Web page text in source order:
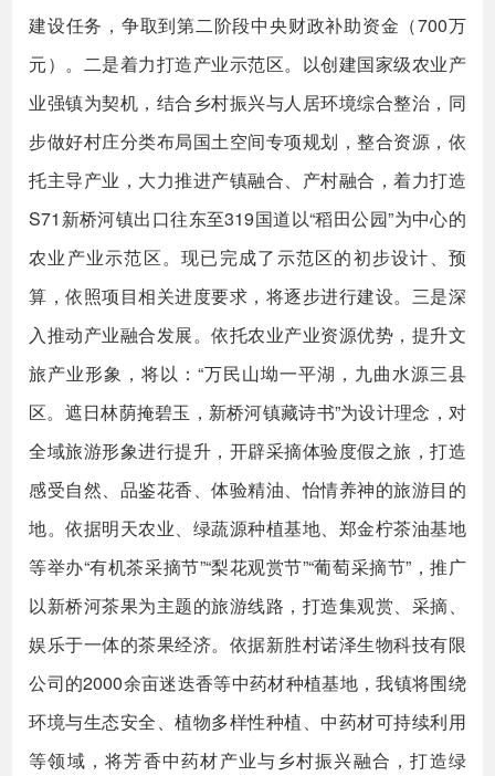
建设任务，争取到第二阶段中央财政补助资金（700万
元）。二是着力打造产业示范区。以创建国家级农业产
业强镇为契机，结合乡村振兴与人居环境综合整治，同
步做好村庄分类布局国土空间专项规划，整合资源，依
托主导产业，大力推进产镇融合、产村融合，着力打造
S71新桥河镇出口往东至319国道以“稻田公园”为中心的
农业产业示范区。现已完成了示范区的初步设计、预
算，依照项目相关进度要求，将逐步进行建设。三是深
入推动产业融合发展。依托农业产业资源优势，提升文
旅产业形象，将以：“万民山坳一平湖，九曲水源三县
区。遮日林荫掩碧玉，新桥河镇藏诗书”为设计理念，对
全域旅游形象进行提升，开辟采摘体验度假之旅，打造
感受自然、品鉴花香、体验精油、怡情养神的旅游目的
地。依据明天农业、绿蔬源种植基地、郑金柠茶油基地
等举办“有机茶采摘节”“梨花观赏节”“葡萄采摘节”，推广
以新桥河茶果为主题的旅游线路，打造集观赏、采摘、
娱乐于一体的茶果经济。依据新胜村诺泽生物科技有限
公司的2000余亩迷迭香等中药材种植基地，我镇将围绕
环境与生态安全、植物多样性种植、中药材可持续利用
等领域，将芳香中药材产业与乡村振兴融合，打造绿